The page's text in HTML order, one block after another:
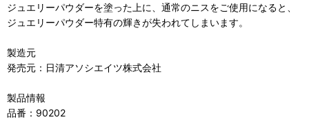
ジュエリーパウダーを塗った上に、通常のニスをご使用になると、
ジュエリーパウダー特有の輝きが失われてしまいます。
製造元
発売元：日清アソシエイツ株式会社
製品情報
品番：90202